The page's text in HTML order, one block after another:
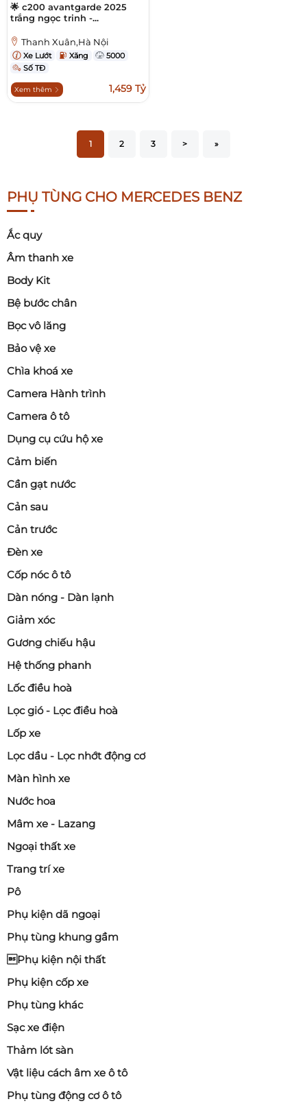
🌟 c200 avantgarde 2025
trắng ngọc trinh -...
Thanh Xuân,Hà Nội
Xe Lướt Xăng
5000
Số TĐ
Xem thêm 1,459 Tỷ
1 2 3 > »
PHỤ TÙNG CHO MERCEDES BENZ
Ắc quy
Âm thanh xe
Body Kit
Bệ bước chân
Bọc vô lăng
Bảo vệ xe
Chìa khoá xe
Camera Hành trình
Camera ô tô
Dụng cụ cứu hộ xe
Cảm biến
Cần gạt nước
Cản sau
Cản trước
Đèn xe
Cốp nóc ô tô
Dàn nóng - Dàn lạnh
Giảm xóc
Gương chiếu hậu
Hệ thống phanh
Lốc điều hoà
Lọc gió - Lọc điều hoà
Lốp xe
Lọc dầu - Lọc nhớt động cơ
Màn hình xe
Nước hoa
Mâm xe - Lazang
Ngoại thất xe
Trang trí xe
Pô
Phụ kiện dã ngoại
Phụ tùng khung gầm
Phụ kiện nội thất
Phụ kiện cốp xe
Phụ tùng khác
Sạc xe điện
Thảm lót sàn
Vật liệu cách âm xe ô tô
Phụ tùng động cơ ô tô